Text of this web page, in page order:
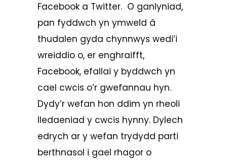
Facebook a Twitter. O ganlyniad,
pan fyddwch yn ymweld â
thudalen gyda chynnwys wedi’i
wreiddio o, er enghraifft,
Facebook, efallai y byddwch yn
cael cwcis o’r gwefannau hyn.
Dydy’r wefan hon ddim yn rheoli
lledaeniad y cwcis hynny. Dylech
edrych ar y wefan trydydd parti
berthnasol i gael rhagor o